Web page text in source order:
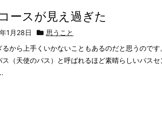
ースが見え過ぎた
1月28日
思うこと
るから上手くいかないこともあるのだと思うので
ス（天使のパス）と呼ばれるほど素晴らしいパス